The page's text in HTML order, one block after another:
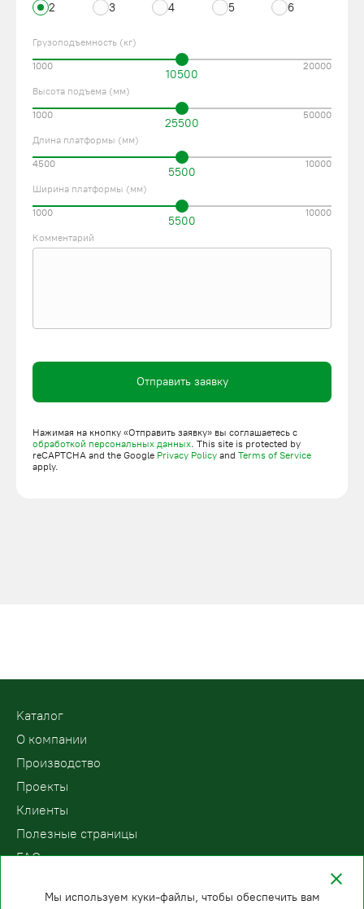
2 3 4 5 6
Грузоподъемность (кг)
10500
1000 20000
Высота подъема (мм)
25500
1000 50000
Длина платформы (мм)
5500
4500 10000
Ширина платформы (мм)
5500
1000 10000
Комментарий
Отправить заявку
Нажимая на кнопку «Отправить заявку» вы соглашаетесь с
обработкой персональных данных. This site is protected by
reCAPTCHA and the Google Privacy Policy and Terms of Service
apply.
Kаталог
О компании
Производство
Проекты
Клиенты
Полезные страницы
FAQ
Мы используем куки-файлы, чтобы обеспечить вам